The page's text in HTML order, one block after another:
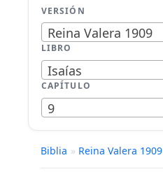
VERSIÓN
Reina Valera 1909
LIBRO
Isaías
CAPÍTULO
9
Biblia » Reina Valera 1909